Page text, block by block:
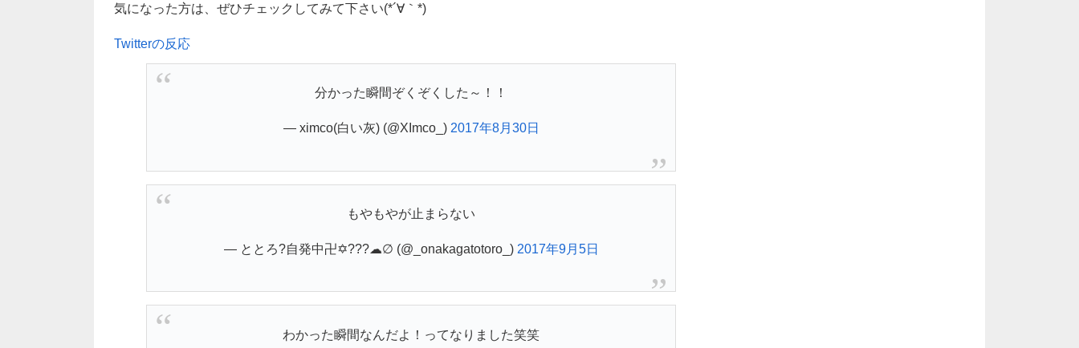
気になった方は、ぜひチェックしてみて下さい(*´∀｀*)
Twitterの反応
分かった瞬間ぞくぞくした～！！
— ximco(白い灰) (@XImco_) 2017年8月30日
もやもやが止まらない
— ととろ?自発中卍✡???☁︎∅ (@_onakagatotoro_) 2017年9月5日
わかった瞬間なんだよ！ってなりました笑笑